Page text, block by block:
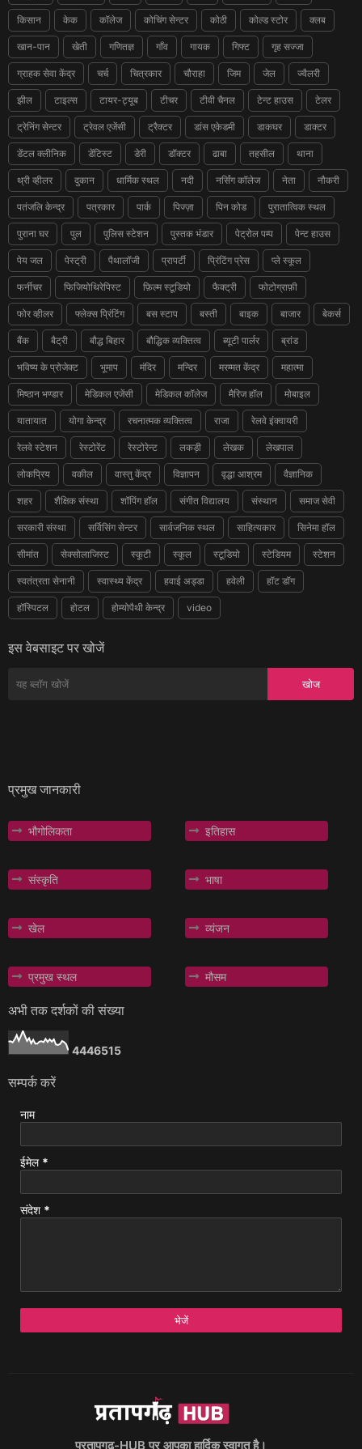
किसान केक कॉलेज कोचिंग सेन्टर कोठी कोल्ड स्टोर क्लब
खान-पान खेती गणितज्ञ गाँव गायक गिफ्ट गृह सज्जा
ग्राहक सेवा केंद्र चर्च चित्रकार चौराहा जिम जेल ज्वैलरी
झील टाइल्स टायर-ट्यूब टीचर टीवी चैनल टेन्ट हाउस टेलर
ट्रेनिंग सेन्टर ट्रेवल एजेंसी ट्रैक्टर डांस एकेडमी डाकघर डाक्टर
डेंटल क्लीनिक डेंटिस्ट डेरी डॉक्टर ढाबा तहसील थाना
थ्री व्हीलर दुकान धार्मिक स्थल नदी नर्सिंग कॉलेज नेता नौकरी
पतंजलि केन्द्र पत्रकार पार्क पिज्ज़ा पिन कोड पुरातात्विक स्थल
पुराना घर पुल पुलिस स्टेशन पुस्तक भंडार पेट्रोल पम्प पेन्ट हाउस
पेय जल पेस्ट्री पैथालॉजी प्रापर्टी प्रिंटिंग प्रेस प्ले स्कूल
फर्नीचर फिजियोथिरेपिस्ट फ़िल्म स्टूडियो फैक्ट्री फोटोग्राफ़ी
फोर व्हीलर फ्लेक्स प्रिंटिंग बस स्टाप बस्ती बाइक बाजार बेकर्स
बैंक बैट्री बौद्ध बिहार बौद्धिक व्यक्तित्व ब्यूटी पार्लर ब्रांड
भविष्य के प्रोजेक्ट भूमाप मंदिर मन्दिर मरम्मत केंद्र महात्मा
मिष्ठान भण्डार मेडिकल एजेंसी मेडिकल कॉलेज मैरिज हॉल मोबाइल
यातायात योगा केन्द्र रचनात्मक व्यक्तित्व राजा रेलवे इंक्वायरी
रेलवे स्टेशन रेस्टोरेंट रेस्टोरेन्ट लकड़ी लेखक लेखपाल
लोकप्रिय वकील वास्तु केंद्र विज्ञापन वृद्धा आश्रम वैज्ञानिक
शहर शैक्षिक संस्था शॉपिंग हॉल संगीत विद्यालय संस्थान समाज सेवी
सरकारी संस्था सर्विसिंग सेन्टर सार्वजनिक स्थल साहित्यकार सिनेमा हॉल
सीमांत सेक्सोलाजिस्ट स्कूटी स्कूल स्टूडियो स्टेडियम स्टेशन
स्वतंत्रता सेनानी स्वास्थ्य केंद्र हवाई अड्डा हवेली हॉट डॉग
हॉस्पिटल होटल होम्योपैथी केन्द्र video
इस वेबसाइट पर खोजें
प्रमुख जानकारी
भौगोलिकता इतिहास
संस्कृति भाषा
खेल व्यंजन
प्रमुख स्थल मौसम
अभी तक दर्शकों की संख्या
4446515
सम्पर्क करें
नाम
ईमेल *
संदेश *
प्रतापगढ़-HUB पर आपका हार्दिक स्वागत है।